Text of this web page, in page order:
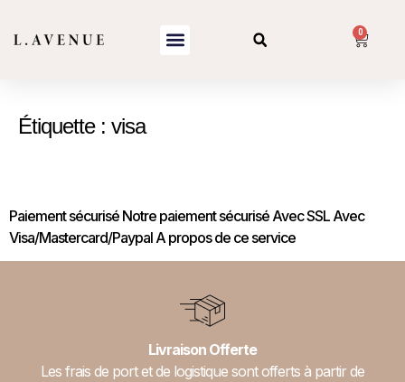
0
Étiquette : visa
Paiement sécurisé Notre paiement sécurisé Avec SSL Avec
Visa/Mastercard/Paypal A propos de ce service
Livraison Offerte
Les frais de port et de logistique sont offerts à partir de